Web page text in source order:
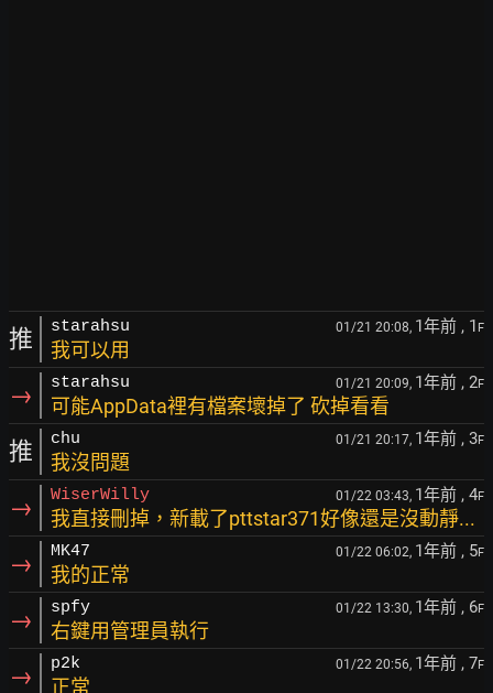
推 starahsu 01/21 20:08, 1年前 , 1 F
我可以用
→ starahsu 01/21 20:09, 1年前 , 2F
可能AppData裡有檔案壞掉了 砍掉看看
推 chu 01/21 20:17, 1年前 , 3F
我沒問題
→ WiserWilly 01/22 03:43, 1年前 , 4F
我直接刪掉，新載了pttstar371好像還是沒動靜...
→ MK47 01/22 06:02, 1年前 , 5F
我的正常
→ spfy 01/22 13:30, 1年前 , 6F
右鍵用管理員執行
→ p2k 01/22 20:56, 1年前 , 7F
正常